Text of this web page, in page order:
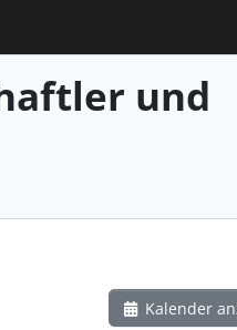
und
Kalender